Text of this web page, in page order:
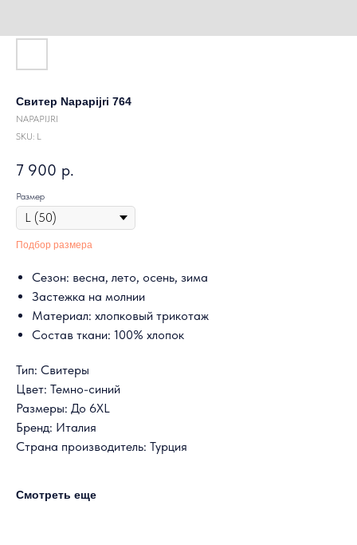
Свитер Napapijri 764
NAPAPIJRI
SKU: L
7 900 р.
Размер
Подбор размера
Сезон: весна, лето, осень, зима
Застежка на молнии
Материал: хлопковый трикотаж
Состав ткани: 100% хлопок
Тип: Свитеры
Цвет: Темно-синий
Размеры: До 6XL
Бренд: Италия
Страна производитель: Турция
Смотреть еще